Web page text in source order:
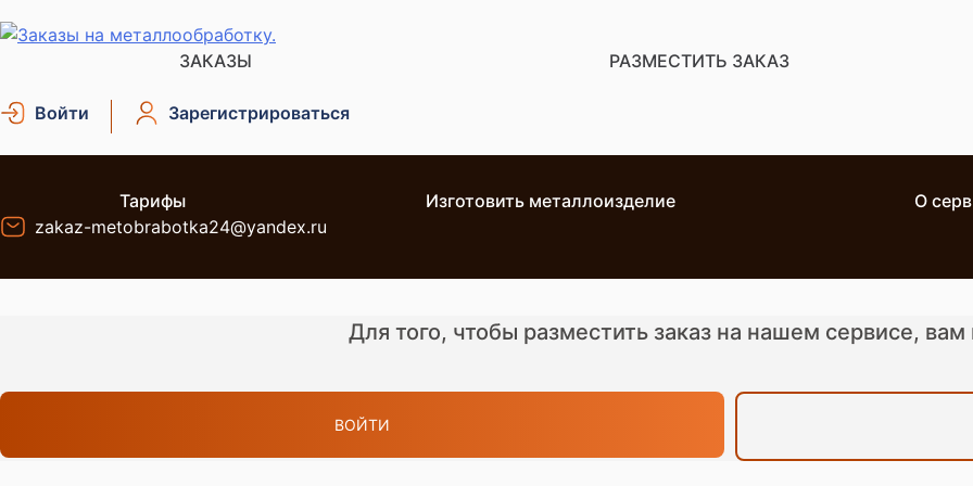
to
ЗАКАЗЫ РАЗМЕСТИТЬ ЗАКАЗ
Войти Зарегистрироваться
Тарифы Изготовить металлоизделие
О
zakaz-metobrabotka24@yandex.ru
Для того, чтобы разместить заказ на нашем сервисе,
ВОЙТИ